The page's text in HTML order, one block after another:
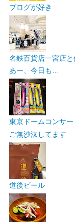
ブログが好き
名鉄百貨店一宮店と
あー、今日も…
東京ドームコンサ
ご無沙汰してます
道後ビール